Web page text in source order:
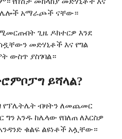
ሌሎች አማራጮች ናቸው።
ጊዜ ዶክተርዎ እንደ
መድሃኒቶች እና የግል
ውስጥ ያስገባል።
ይሻላል?
የፕሌትሌት ብዛትን ለመጨመር
አንዱ ከሌላው የበለጠ ለእርስዎ
ቁልፍ ልዩነቶች አሏቸው።